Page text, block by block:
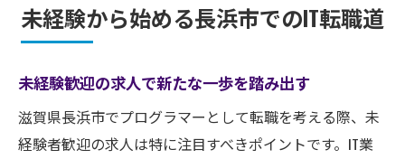
未経験から始める長浜市でのIT転職道
未経験歓迎の求人で新たな一歩を踏み出す
滋賀県長浜市でプログラマーとして転職を考える際、未
経験者歓迎の求人は特に注目すべきポイントです。IT業